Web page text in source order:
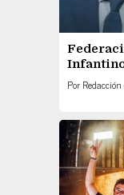
Por Redacción